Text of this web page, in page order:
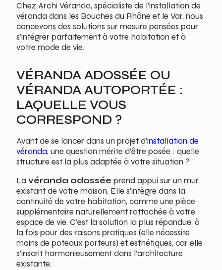
Chez Archi Véranda, spécialiste de l’installation de
véranda dans les Bouches du Rhône et le Var, nous
concevons des solutions sur mesure pensées pour
s’intégrer parfaitement à votre habitation et à
votre mode de vie.
VÉRANDA ADOSSÉE OU
VÉRANDA AUTOPORTÉE :
LAQUELLE VOUS
CORRESPOND ?
Avant de se lancer dans un projet d’installation de
véranda, une question mérite d’être posée : quelle
structure est la plus adaptée à votre situation ?
La véranda adossée prend appui sur un mur
existant de votre maison. Elle s’intègre dans la
continuité de votre habitation, comme une pièce
supplémentaire naturellement rattachée à votre
espace de vie. C’est la solution la plus répandue, à
la fois pour des raisons pratiques (elle nécessite
moins de poteaux porteurs) et esthétiques, car elle
s’inscrit harmonieusement dans l’architecture
existante.